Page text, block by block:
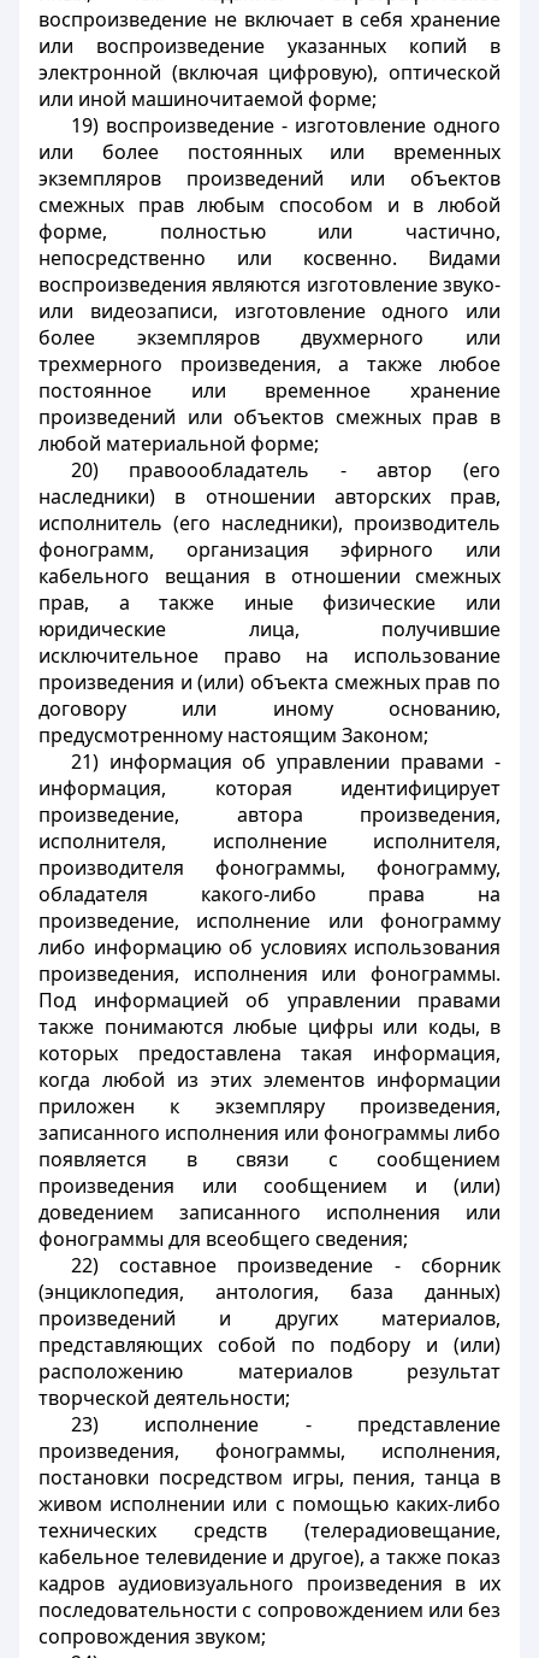
воспроизведение не включает в себя хранение
или воспроизведение указанных копий в
электронной (включая цифровую), оптической
или иной машиночитаемой форме;
19) воспроизведение - изготовление одного
или более постоянных или временных
экземпляров произведений или объектов
смежных прав любым способом и в любой
форме, полностью или частично,
непосредственно или косвенно. Видами
воспроизведения являются изготовление звуко-
или видеозаписи, изготовление одного или
более экземпляров двухмерного или
трехмерного произведения, а также любое
постоянное или временное хранение
произведений или объектов смежных прав в
любой материальной форме;
20) правоообладатель - автор (его
наследники) в отношении авторских прав,
исполнитель (его наследники), производитель
фонограмм, организация эфирного или
кабельного вещания в отношении смежных
прав, а также иные физические или
юридические лица, получившие
исключительное право на использование
произведения и (или) объекта смежных прав по
договору или иному основанию,
предусмотренному настоящим Законом;
21) информация об управлении правами -
информация, которая идентифицирует
произведение, автора произведения,
исполнителя, исполнение исполнителя,
производителя фонограммы, фонограмму,
обладателя какого-либо права на
произведение, исполнение или фонограмму
либо информацию об условиях использования
произведения, исполнения или фонограммы.
Под информацией об управлении правами
также понимаются любые цифры или коды, в
которых предоставлена такая информация,
когда любой из этих элементов информации
приложен к экземпляру произведения,
записанного исполнения или фонограммы либо
появляется в связи с сообщением
произведения или сообщением и (или)
доведением записанного исполнения или
фонограммы для всеобщего сведения;
22) составное произведение - сборник
(энциклопедия, антология, база данных)
произведений и других материалов,
представляющих собой по подбору и (или)
расположению материалов результат
творческой деятельности;
23) исполнение - представление
произведения, фонограммы, исполнения,
постановки посредством игры, пения, танца в
живом исполнении или с помощью каких-либо
технических средств (телерадиовещание,
кабельное телевидение и другое), а также показ
кадров аудиовизуального произведения в их
последовательности с сопровождением или без
сопровождения звуком;